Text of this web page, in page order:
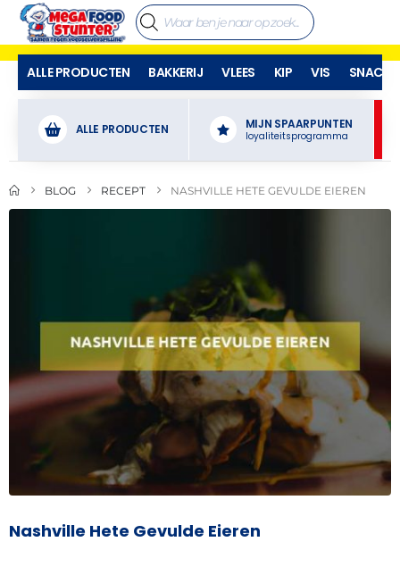
ALLE PRODUCTEN BAKKERIJ VLEES KIP VIS SNACKS
ALLE PRODUCTEN MIJN SPAARPUNTEN
loyaliteitsprogramma
BLOG RECEPT NASHVILLE HETE GEVULDE EIEREN
Nashville Hete Gevulde Eieren